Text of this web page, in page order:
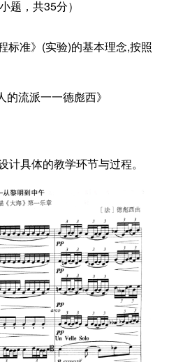
题，共35分）
标准》(实验)的基本理念,按照
流派一一德彪西》
计具体的教学环节与过程。